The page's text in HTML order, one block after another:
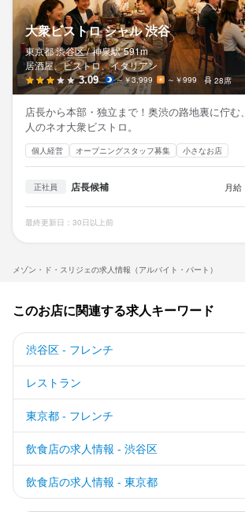
メゾン・ド・スリジェの求人情報（アルバイト・パート）
大衆ビストロ シャル 渋谷
東京都 渋谷区 / 神泉駅 591m
居酒屋、ビストロ、イタリアン
3.09 ～￥3,999 ～￥999 28席
店長から本部・独立まで！奥渋の路地裏に佇む
人のネオ大衆ビストロ。
個人経営 オープニングスタッフ募集 小さなお店
正社員 店長候補 月給
最終更新日：30日以上前
このお店に関連する求人キーワード
渋谷区 - フレンチ
レストラン
東京都 - フレンチ
飲食店の求人情報 - 渋谷区
飲食店の求人情報 - 東京都